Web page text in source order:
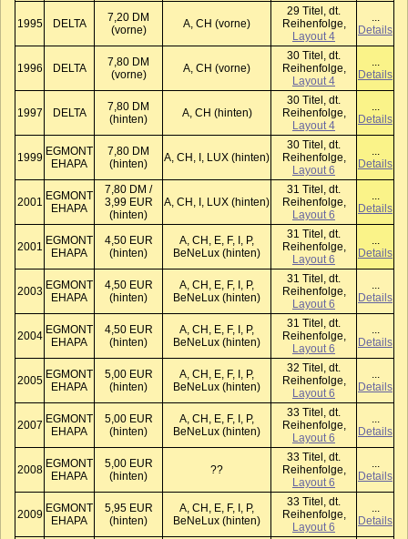
1995 DELTA
7,20 DM
(vorne)
A, CH (vorne)
29 Titel, dt.
Reihenfolge,
Layout 4
...
Details
1996 DELTA
7,80 DM
(vorne)
A, CH (vorne)
30 Titel, dt.
Reihenfolge,
Layout 4
...
Details
1997 DELTA
7,80 DM
(hinten)
A, CH (hinten)
30 Titel, dt.
Reihenfolge,
Layout 4
...
Details
1999 EGMONT
EHAPA
7,80 DM
(hinten)
A, CH, I, LUX (hinten)
30 Titel, dt.
Reihenfolge,
Layout 6
...
Details
2001 EGMONT
EHAPA
7,80 DM /
3,99 EUR
(hinten)
A, CH, I, LUX (hinten)
31 Titel, dt.
Reihenfolge,
Layout 6
...
Details
2001 EGMONT
EHAPA
4,50 EUR
(hinten)
A, CH, E, F, I, P,
BeNeLux (hinten)
31 Titel, dt.
Reihenfolge,
Layout 6
...
Details
2003 EGMONT
EHAPA
4,50 EUR
(hinten)
A, CH, E, F, I, P,
BeNeLux (hinten)
31 Titel, dt.
Reihenfolge,
Layout 6
...
Details
2004 EGMONT
EHAPA
4,50 EUR
(hinten)
A, CH, E, F, I, P,
BeNeLux (hinten)
31 Titel, dt.
Reihenfolge,
Layout 6
...
Details
2005 EGMONT
EHAPA
5,00 EUR
(hinten)
A, CH, E, F, I, P,
BeNeLux (hinten)
32 Titel, dt.
Reihenfolge,
Layout 6
...
Details
2007 EGMONT
EHAPA
5,00 EUR
(hinten)
A, CH, E, F, I, P,
BeNeLux (hinten)
33 Titel, dt.
Reihenfolge,
Layout 6
...
Details
2008 EGMONT
EHAPA
5,00 EUR
(hinten)
??
33 Titel, dt.
Reihenfolge,
Layout 6
...
Details
2009 EGMONT
EHAPA
5,95 EUR
(hinten)
A, CH, E, F, I, P,
BeNeLux (hinten)
33 Titel, dt.
Reihenfolge,
Layout 6
...
Details